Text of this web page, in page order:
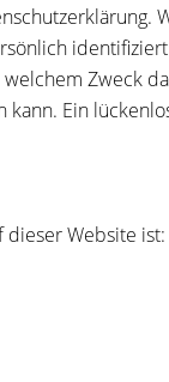
Zweck
Ein
Website ist: